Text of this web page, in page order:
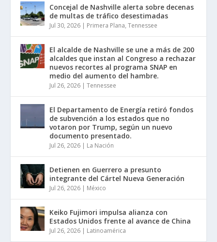
Concejal de Nashville alerta sobre decenas
de multas de tráfico desestimadas
Jul 30, 2026 | Primera Plana,Tennessee
El alcalde de Nashville se une a más de 200
alcaldes que instan al Congreso a rechazar
nuevos recortes al programa SNAP en
medio del aumento del hambre.
Jul 26, 2026 |Tennessee
El Departamento de Energía retiró fondos
de subvención a los estados que no
votaron por Trump, según un nuevo
documento presentado.
Jul 26, 2026 | La Nación
Detienen en Guerrero a presunto
integrante del Cártel Nueva Generación
Jul 26, 2026 | México
Keiko Fujimori impulsa alianza con
Estados Unidos frente al avance de China
Jul 26, 2026 | Latinoamérica